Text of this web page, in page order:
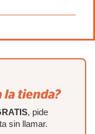
la tienda?
, pide
sin llamar.